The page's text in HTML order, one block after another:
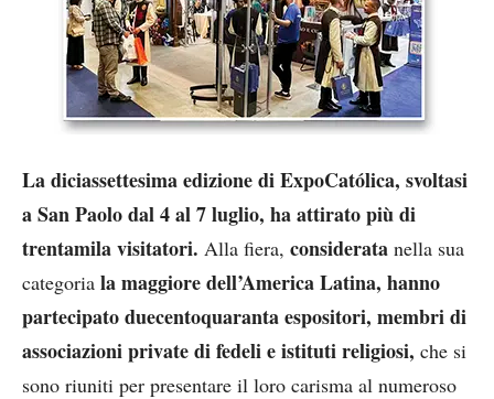
La diciassettesima edizione di ExpoCatólica, svoltasi
a San Paolo dal 4 al 7 luglio, ha attirato più di
trentamila visitatori. Alla fiera, considerata nella sua
categoria la maggiore dell’America Latina, hanno
partecipato duecentoquaranta espositori, membri di
associazioni private di fedeli e istituti religiosi, che si
sono riuniti per presentare il loro carisma al numeroso